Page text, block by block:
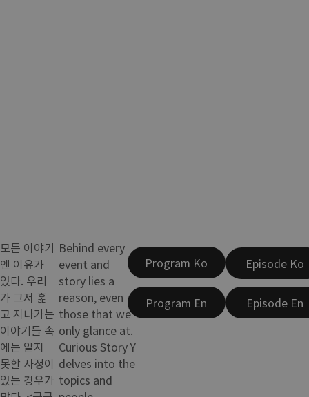
모든 이야기
엔 이유가
있다. 우리
가 그저 훑
고 지나가는
이야기들 속
에는 알지
못할 사정이
있는 경우가
Behind every
event and
story lies a
reason, even
those that we
only glance at.
Curious Story Y
delves into the
topics and
Program Ko
Program En
Episode Ko
Episode En